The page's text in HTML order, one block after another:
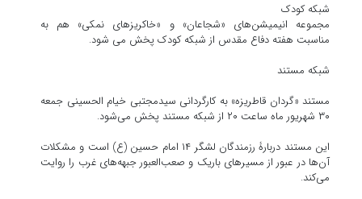
شبکه کودک
مجموعه انیمیشن‌های «شجاعان» و «خاکریزهای نمکی» هم به
مناسبت هفته دفاع مقدس از شبکه کودک پخش می شود.
شبکه مستند
مستند «گردان قاطریزه» به کارگردانی سیدمجتبی خیام الحسینی جمعه
۳۰ شهریور ماه ساعت ۲۰ از شبکه مستند پخش می‌شود.
این مستند دربارۀ رزمندگان لشگر ۱۴ امام حسین (ع) است و مشکلات
آن‌ها در عبور از مسیرهای باریک و صعب‌العبور جبهه‌های غرب را روایت
می‌کند.